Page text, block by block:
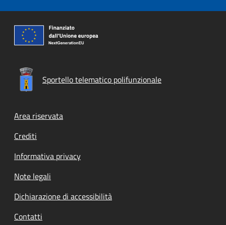
Sportello telematico polifunzionale
Footer menu
Area riservata
Crediti
Informativa privacy
Note legali
Dichiarazione di accessibilità
Contatti